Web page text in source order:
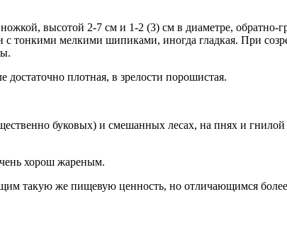
высотой 2-7 см и 1-2 (3) см в диаметре, обратно-
с тонкими мелкими шипиками, иногда гладкая. При
достаточно плотная, в зрелости порошистая.
буковых) и смешанных лесах, на пнях и гнилой
хорош жареным.
такую же пищевую ценность, но отличающимся